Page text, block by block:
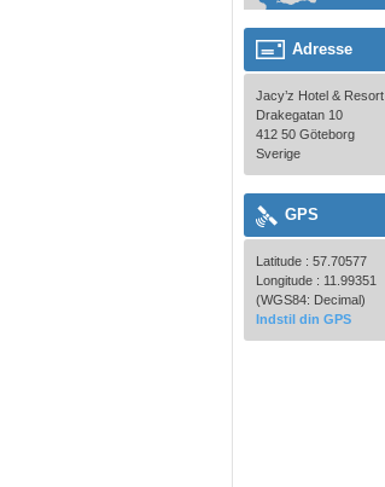
Adresse
Jacy’z Hotel & Resort
Drakegatan 10
412 50 Göteborg
Sverige
GPS
Latitude : 57.70577
Longitude : 11.99351
(WGS84: Decimal)
Indstil din GPS